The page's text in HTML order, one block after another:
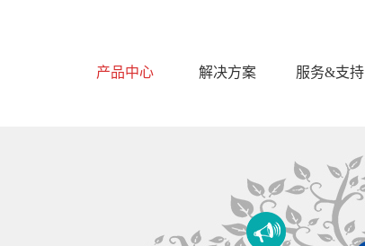
产品中心 解决方案 服务&支持